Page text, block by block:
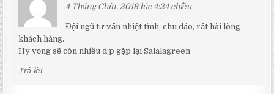
4 Tháng Chín, 2019 lúc 4:24 chiều
Đội ngũ tư vấn nhiệt tình, chu đáo, rất hài lòng
khách hàng.
Hy vọng sẽ còn nhiều dịp gặp lại Salalagreen
Trả lời